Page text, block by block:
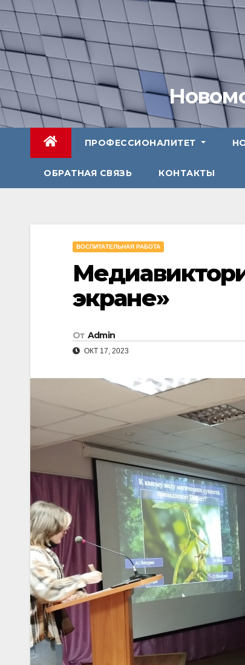
Перейти
содержимому
ПРОФЕССИОНАЛИТЕТ
ОБРАТНАЯ СВЯЗЬ КОНТАКТЫ
ВОСПИТАТЕЛЬНАЯ РАБОТА
экране»
От Admin
ОКТ 17, 2023